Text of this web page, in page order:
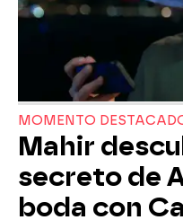
MOMENTO
Mahir
secreto de
boda con